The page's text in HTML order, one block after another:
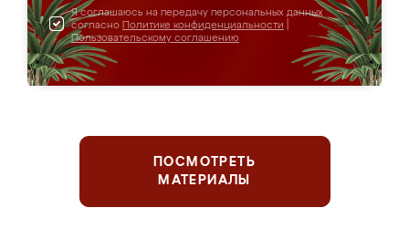
Я соглашаюсь на передачу персональных данных
согласно Политике конфиденциальности
Пользовательскому соглашению
ПОСМОТРЕТЬ
МАТЕРИАЛЫ